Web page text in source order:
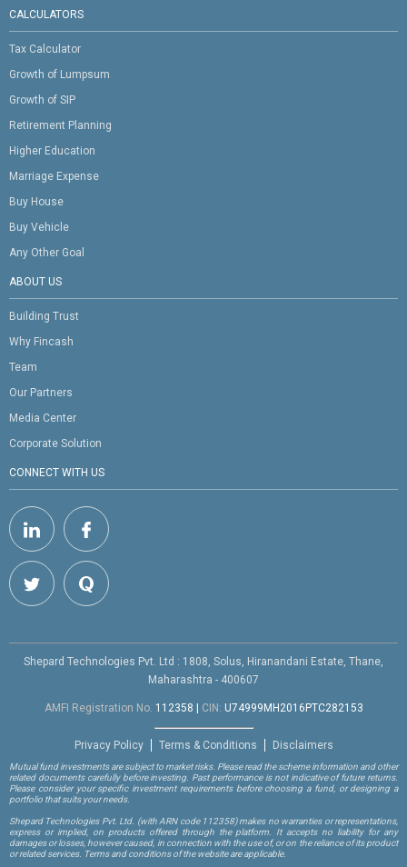
CALCULATORS
Tax Calculator
Growth of Lumpsum
Growth of SIP
Retirement Planning
Higher Education
Marriage Expense
Buy House
Buy Vehicle
Any Other Goal
ABOUT US
Building Trust
Why Fincash
Team
Our Partners
Media Center
Corporate Solution
CONNECT WITH US
Shepard Technologies Pvt. Ltd : 1808, Solus, Hiranandani Estate, Thane,
Maharashtra - 400607
AMFI Registration No. 112358 CIN: U74999MH2016PTC282153
Privacy Policy Terms & Conditions Disclaimers
Mutual fund investments are subject to market risks. Please read the scheme information and other
related documents carefully before investing. Past performance is not indicative of future returns.
Please consider your specific investment requirements before choosing a fund, or designing a
portfolio that suits your needs.
Shepard Technologies Pvt. Ltd. (with ARN code 112358)makes no warranties or representations,
express or implied, on products offered through the platform. It accepts no liability for any
damages or losses, however caused, in connection with the use of, or on the reliance of its product
or related services. Terms and conditions of the website are applicable.